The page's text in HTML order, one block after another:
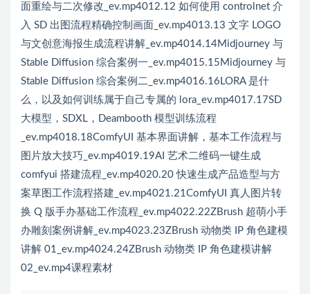
面重绘与二次修改_ev.mp4012.12 如何使用 controlnet 介
入 SD 出图流程精确控制画面_ev.mp4013.13 文字 LOGO
与文创意海报生成流程讲解_ev.mp4014.14Midjourney 与
Stable Diffusion 综合案例一_ev.mp4015.15Midjourney 与
Stable Diffusion 综合案例二_ev.mp4016.16LORA 是什
么，以及如何训练属于自己专属的 lora_ev.mp4017.17SD
大模型，SDXL，Deambooth 模型训练流程
_ev.mp4018.18ComfyUI 基本界面讲解，基本工作流程与
图片放大技巧_ev.mp4019.19AI 艺术二维码一键生成
comfyui 搭建流程_ev.mp4020.20 快速生成产品造型与方
案草图工作流程搭建_ev.mp4021.21ComfyUI 真人图片转
换 Q 版手办基础工作流程_ev.mp4022.22ZBrush 超萌小手
办雕刻案例讲解_ev.mp4023.23ZBrush 动物类 IP 角色建模
讲解 01_ev.mp4024.24ZBrush 动物类 IP 角色建模讲解
02_ev.mp4课程素材